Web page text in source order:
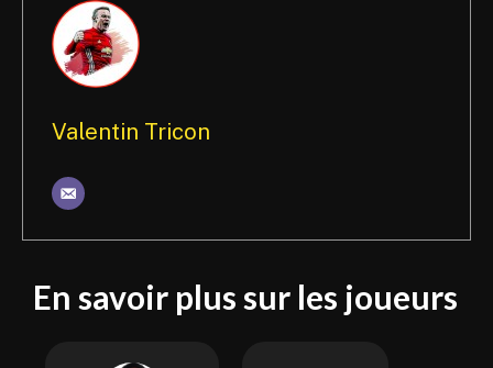
Valentin Tricon
En savoir plus sur les joueurs